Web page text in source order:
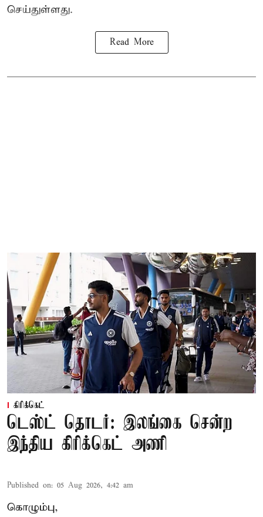
செய்துள்ளது.
Read More
கிரிக்கெட்
டெஸ்ட் தொடர்: இலங்கை சென்ற
இந்திய கிரிக்கெட் அணி
Published on: 05 Aug 2026, 4:42 am
கொழும்பு,